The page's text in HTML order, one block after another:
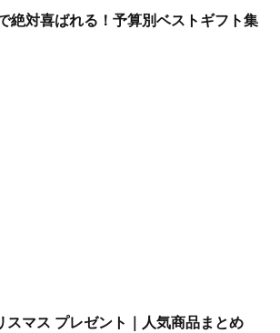
絶対喜ばれる！予算別ベストギフト集
スマス プレゼント｜人気商品まとめ